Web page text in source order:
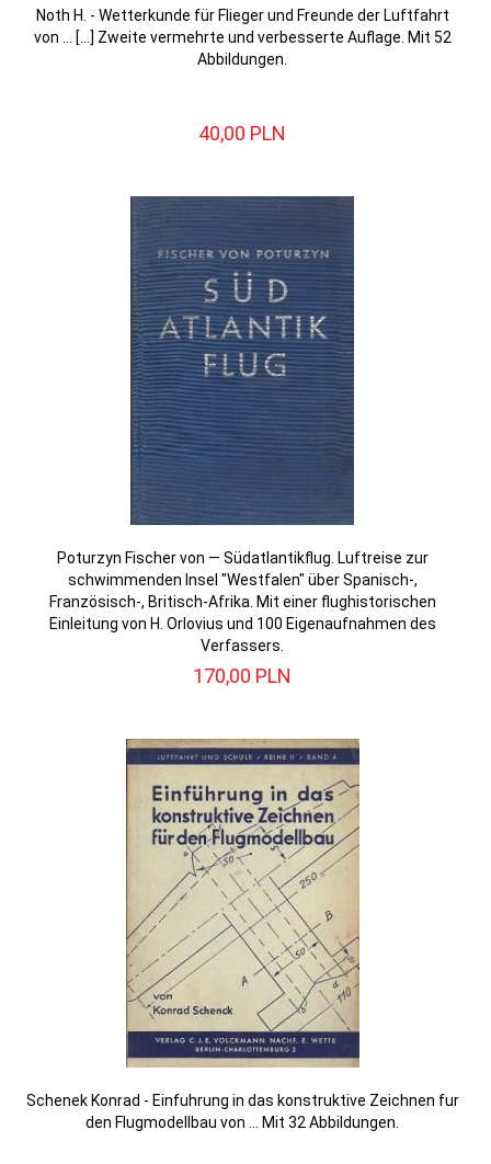
Noth H. - Wetterkunde für Flieger und Freunde der Luftfahrt
von ... [...] Zweite vermehrte und verbesserte Auflage. Mit 52
Abbildungen.
40,00 PLN
Poturzyn Fischer von — Südatlantikflug. Luftreise zur
schwimmenden Insel "Westfalen" über Spanisch-,
Französisch-, Britisch-Afrika. Mit einer flughistorischen
Einleitung von H. Orlovius und 100 Eigenaufnahmen des
Verfassers.
170,00 PLN
Schenek Konrad - Einfuhrung in das konstruktive Zeichnen fur
den Flugmodellbau von ... Mit 32 Abbildungen.